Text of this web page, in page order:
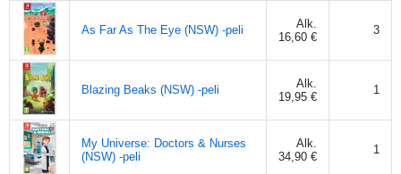
As Far As The Eye (NSW) -peli
Alk.
16,60 €
3
Blazing Beaks (NSW) -peli
Alk.
19,95 €
1
My Universe: Doctors & Nurses
(NSW) -peli
Alk.
34,90 €
1